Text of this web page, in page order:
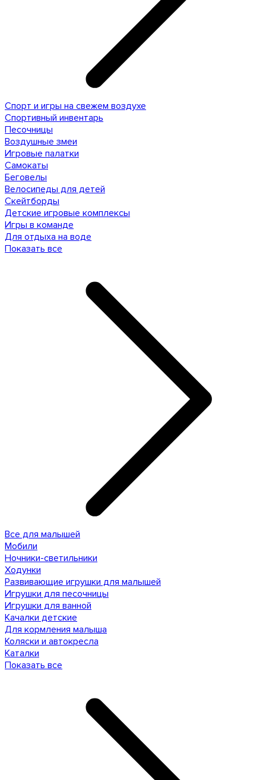
Спорт и игры на свежем воздухе
Спортивный инвентарь
Песочницы
Воздушные змеи
Игровые палатки
Самокаты
Беговелы
Велосипеды для детей
Скейтборды
Детские игровые комплексы
Игры в команде
Для отдыха на воде
Показать все
Все для малышей
Мобили
Ночники-светильники
Ходунки
Развивающие игрушки для малышей
Игрушки для песочницы
Игрушки для ванной
Качалки детские
Для кормления малыша
Коляски и автокресла
Каталки
Показать все